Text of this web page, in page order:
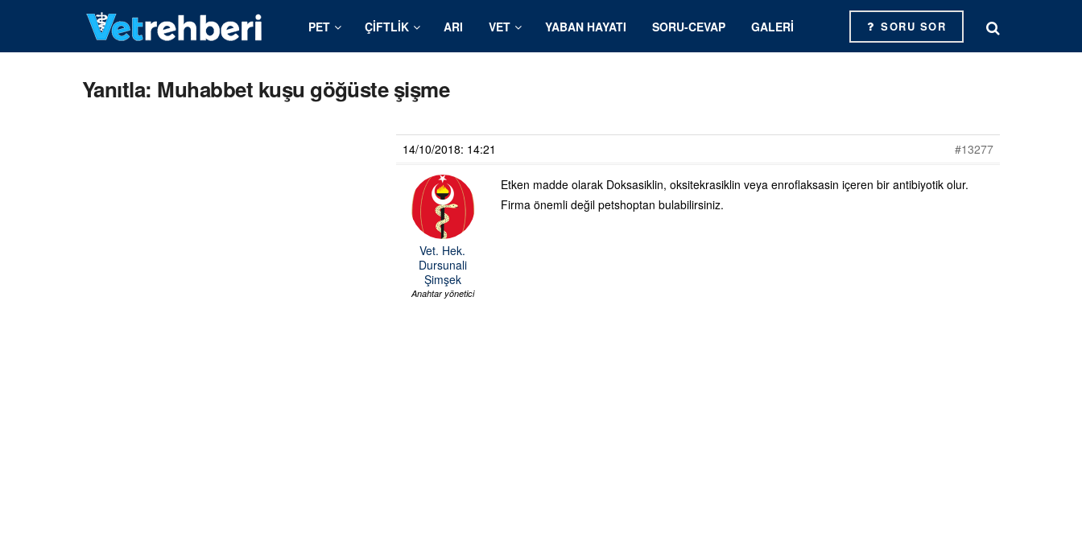
PET ÇIFTLIK ARI VET YABAN HAYATI SORU-CEVAP GALERI SORU SOR
Yanıtla: Muhabbet kuşu göğüste şişme
14/10/2018: 14:21 #13277
Vet. Hek.
Dursunali
Şimşek
Anahtar yönetici
Etken madde olarak Doksasiklin, oksitekrasiklin veya enroflaksasin içeren bir antibiyotik olur.
Firma önemli değil petshoptan bulabilirsiniz.